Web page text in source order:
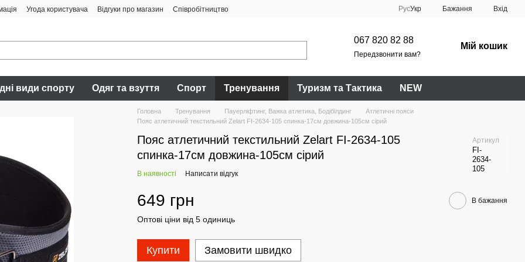
Угода користувача Відгуки про магазин Співробітництво РусУкр Бажання Вхід
067 820 82 88
Передзвонити вам?
Мій кошик
види спорту Одяг та взуття Спорт Тренування Туризм та Тактика NEW
Головна Тренування Пауерліфтинг, Важка атлетика, Бодібілдинг
Атлетичні пояси
Пояс атлетичний текстильний Zelart FI-2634-105 спинка-17см довжина-105см сірий
Пояс атлетичний текстильний Zelart FI-2634-105
спинка-17см довжина-105см сірий
Артикул
FI-
2634-
105
В наявності Написати відгук
649 грн В бажання
Оптові ціни від 5 одиниць
Купити Замовити швидко